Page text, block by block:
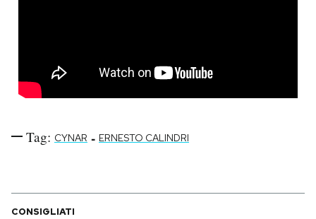
Tag: CYNAR - ERNESTO CALINDRI
CONSIGLIATI